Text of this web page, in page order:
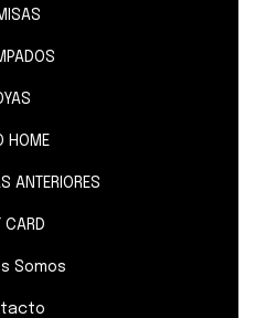
HOME
ANTERIORES
CARD
Somos